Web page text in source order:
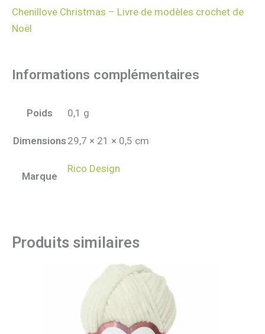
Chenillove Christmas – Livre de modèles crochet de
Noël
Informations complémentaires
Poids 0,1 g
Dimensions 29,7 × 21 × 0,5 cm
Marque
Rico Design
Produits similaires